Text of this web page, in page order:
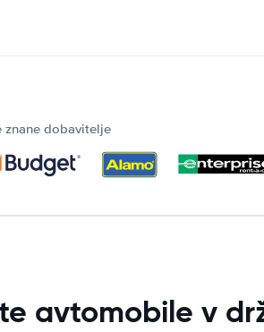
znane dobavitelje
avtomobile v